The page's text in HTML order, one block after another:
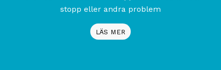
stopp eller andra problem
LÄS MER